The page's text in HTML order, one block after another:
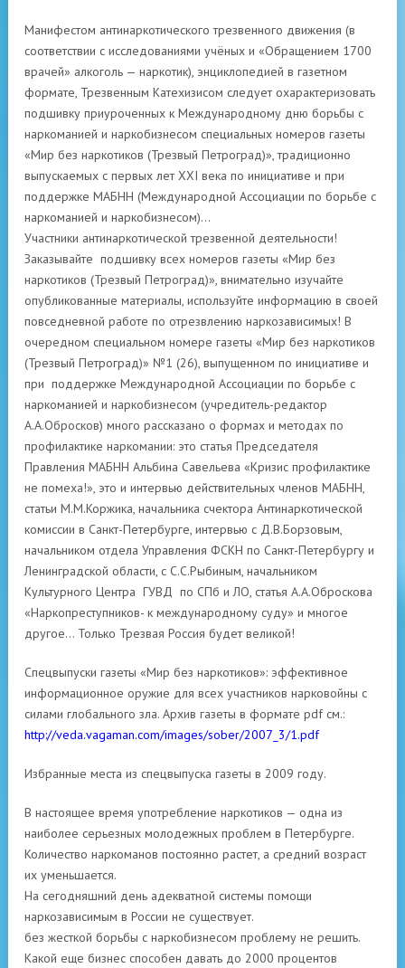
Манифестом антинаркотического трезвенного движения (в
соответствии с исследованиями учёных и «Обращением 1700
врачей» алкоголь — наркотик), энциклопедией в газетном
формате, Трезвенным Катехизисом следует охарактеризовать
подшивку приуроченных к Международному дню борьбы с
наркоманией и наркобизнесом специальных номеров газеты
«Мир без наркотиков (Трезвый Петроград)», традиционно
выпускаемых с первых лет XXI века по инициативе и при
поддержке МАБНН (Международной Ассоциации по борьбе с
наркоманией и наркобизнесом)…
Участники антинаркотической трезвенной деятельности!
Заказывайте подшивку всех номеров газеты «Мир без
наркотиков (Трезвый Петроград)», внимательно изучайте
опубликованные материалы, используйте информацию в своей
повседневной работе по отрезвлению наркозависимых! В
очередном специальном номере газеты «Мир без наркотиков
(Трезвый Петроград)» №1 (26), выпущенном по инициативе и
при поддержке Международной Ассоциации по борьбе с
наркоманией и наркобизнесом (учредитель-редактор
А.А.Обросков) много рассказано о формах и методах по
профилактике наркомании: это статья Председателя
Правления МАБНН Альбина Савельева «Кризис профилактике
не помеха!», это и интервью действительных членов МАБНН,
статьи М.М.Коржика, начальника счектора Антинаркотической
комиссии в Санкт-Петербурге, интервью с Д.В.Борзовым,
начальником отдела Управления ФСКН по Санкт-Петербургу и
Ленинградской области, с С.С.Рыбиным, начальником
Культурного Центра ГУВД по СПб и ЛО, статья А.А.Оброскова
«Наркопреступников- к международному суду» и многое
другое… Только Трезвая Россия будет великой!
Спецвыпуски газеты «Мир без наркотиков»: эффективное
информационное оружие для всех участников нарковойны с
силами глобального зла. Архив газеты в формате pdf см.:
http://veda.vagaman.com/images/sober/2007_3/1.pdf
Избранные места из спецвыпуска газеты в 2009 году.
В настоящее время употребление наркотиков — одна из
наиболее серьезных молодежных проблем в Петербурге.
Количество наркоманов постоянно растет, а средний возраст
их уменьшается.
На сегодняшний день адекватной системы помощи
наркозависимым в России не существует.
без жесткой борьбы с наркобизнесом проблему не решить.
Какой еще бизнес способен давать до 2000 процентов